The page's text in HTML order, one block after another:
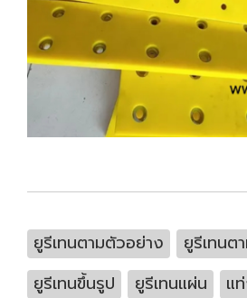
ยูรีเทนตามตัวอย่าง
ยูรีเทนต
ยูรีเทนขึ้นรูป
ยูรีเทนแผ่น แ